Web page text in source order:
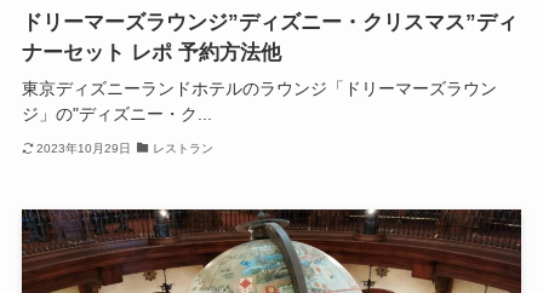
ドリーマーズラウンジ”ディズニー・クリスマス”ディ
ナーセット レポ 予約方法他
東京ディズニーランドホテルのラウンジ「ドリーマーズラウン
ジ」の"ディズニー・ク...
2023年10月29日 レストラン